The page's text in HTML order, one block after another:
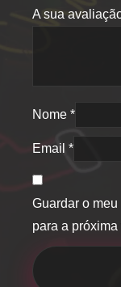
A sua
Nome *
Email *
Guardar o
para a